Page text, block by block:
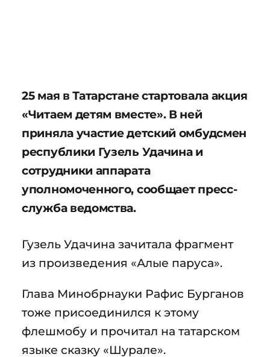
25 мая в Татарстане стартовала акция
«Читаем детям вместе». В ней
приняла участие детский омбудсмен
республики Гузель Удачина и
сотрудники аппарата
уполномоченного, сообщает пресс-
служба ведомства.
Гузель Удачина зачитала фрагмент
из произведения «Алые паруса».
Глава Минобрнауки Рафис Бурганов
тоже присоединился к этому
флешмобу и прочитал на татарском
языке сказку «Шурале».